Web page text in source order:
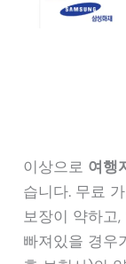
이상으로 여행
습니다. 무료
보장이 약하고
빠져있을 경우